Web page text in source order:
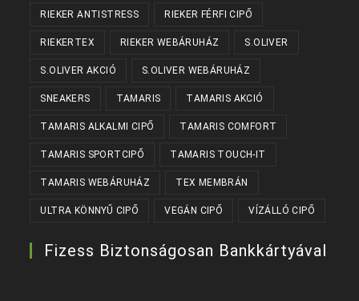
RIEKER ANTISTRESS RIEKER FÉRFI CIPŐ
RIEKERTEX RIEKER WEBÁRUHÁZ S.OLIVER
S.OLIVER AKCIÓ S.OLIVER WEBÁRUHÁZ
SNEAKERS TAMARIS TAMARIS AKCIÓ
TAMARIS ALKALMI CIPŐ TAMARIS COMFORT
TAMARIS SPORTCIPŐ TAMARIS TOUCH-IT
TAMARIS WEBÁRUHÁZ TEX MEMBRÁN
ULTRA KÖNNYŰ CIPŐ VEGÁN CIPŐ VÍZÁLLÓ CIPŐ
Fizess Biztonságosan Bankkártyával